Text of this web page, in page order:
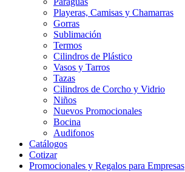
Playeras, Camisas y Chamarras
Gorras
Sublimación
Termos
Cilindros de Plástico
Vasos y Tarros
Tazas
Cilindros de Corcho y Vidrio
Niños
Nuevos Promocionales
Bocina
Audifonos
Catálogos
Cotizar
Promocionales y Regalos para Empresas